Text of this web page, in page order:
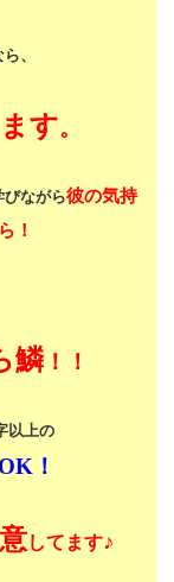
、
す。
びながら彼の気持
！
鱗！！
以上の
！
してます♪